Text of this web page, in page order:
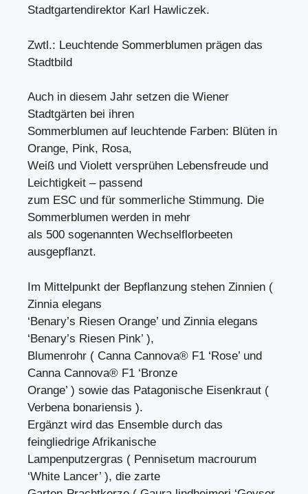
Stadtgartendirektor Karl Hawliczek.
Zwtl.: Leuchtende Sommerblumen prägen das
Stadtbild
Auch in diesem Jahr setzen die Wiener
Stadtgärten bei ihren
Sommerblumen auf leuchtende Farben: Blüten in
Orange, Pink, Rosa,
Weiß und Violett versprühen Lebensfreude und
Leichtigkeit – passend
zum ESC und für sommerliche Stimmung. Die
Sommerblumen werden in mehr
als 500 sogenannten Wechselflorbeeten
ausgepflanzt.
Im Mittelpunkt der Bepflanzung stehen Zinnien (
Zinnia elegans
‘Benary’s Riesen Orange’ und Zinnia elegans
‘Benary’s Riesen Pink’ ),
Blumenrohr ( Canna Cannova® F1 ‘Rose’ und
Canna Cannova® F1 ‘Bronze
Orange’ ) sowie das Patagonische Eisenkraut (
Verbena bonariensis ).
Ergänzt wird das Ensemble durch das
feingliedrige Afrikanische
Lampenputzergras ( Pennisetum macrourum
‘White Lancer’ ), die zarte